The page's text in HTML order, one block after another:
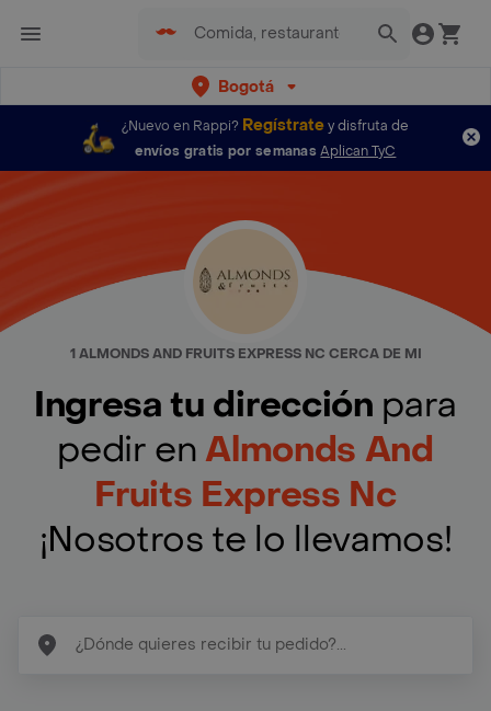
Bogotá
¿Nuevo en Rappi? Regístratey disfruta de
envíos gratis por semanas Aplican TyC
1 ALMONDS AND FRUITS EXPRESS NC CERCA DE MI
Ingresa tu dirección para
pedir enAlmonds And
Fruits Express Nc
¡Nosotros te lo llevamos!